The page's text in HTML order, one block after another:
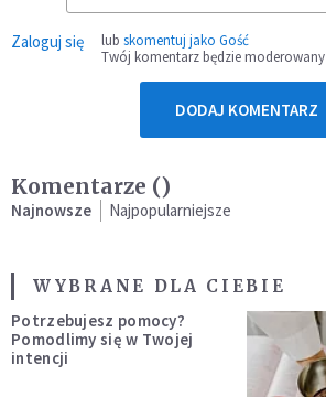
Zaloguj się lub skomentuj jako Gość
Twój komentarz będzie moderowany
DODAJ KOMENTARZ
Komentarze ()
Najnowsze Najpopularniejsze
WYBRANE DLA CIEBIE
Potrzebujesz pomocy?
Pomodlimy się w Twojej
intencji